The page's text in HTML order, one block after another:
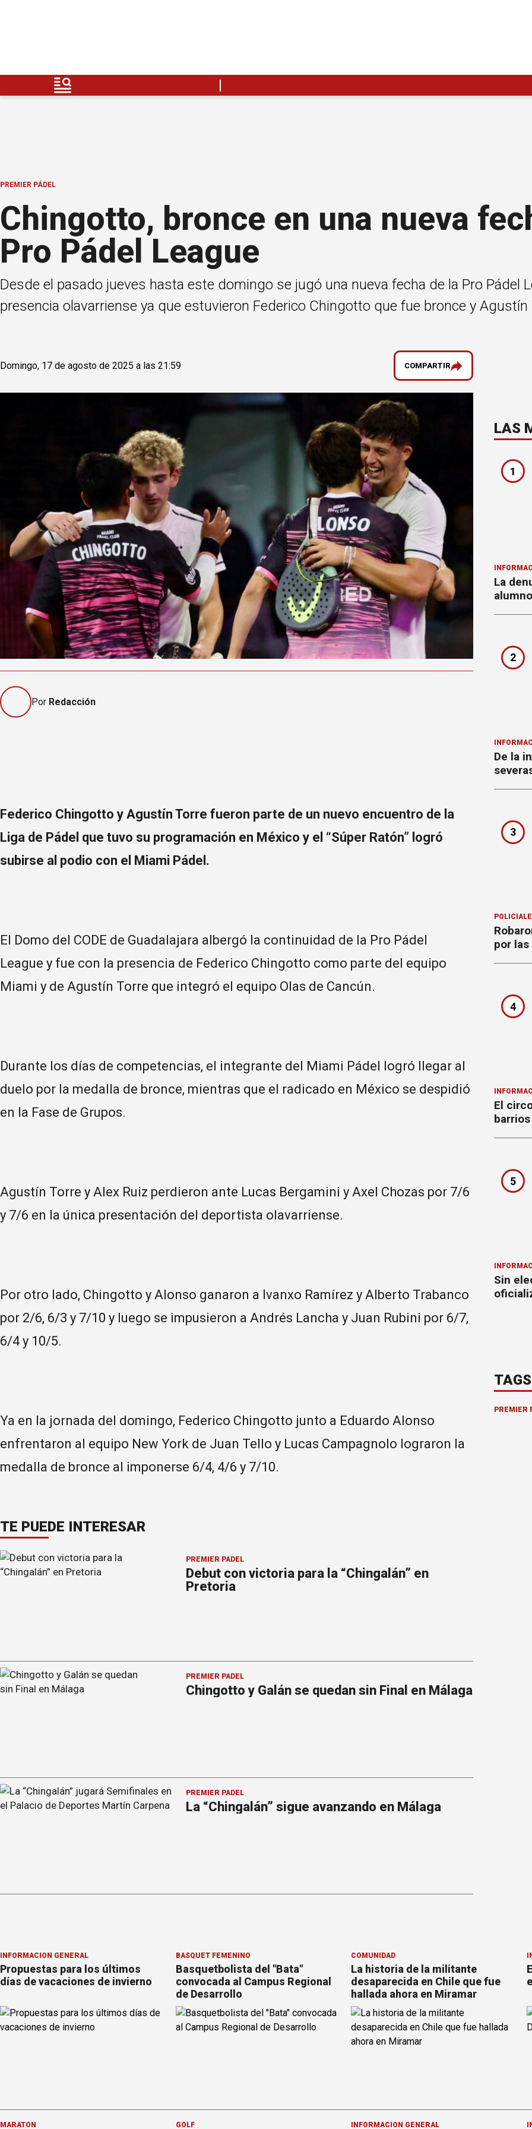
PREMIER PÁDEL
Chingotto, bronce en una nueva
Pro Pádel League
Desde el pasado jueves hasta este domingo se jugó una nueva fecha de la Pro Pádel
presencia olavarriense ya que estuvieron Federico Chingotto que fue bronce y Agustín
Domingo, 17 de agosto de 2025 a las 21:59 COMPARTIR
Por Redacción
Federico Chingotto y Agustín Torre fueron parte de un nuevo encuentro de la
Liga de Pádel que tuvo su programación en México y el “Súper Ratón” logró
subirse al podio con el Miami Pádel.
El Domo del CODE de Guadalajara albergó la continuidad de la Pro Pádel
League y fue con la presencia de Federico Chingotto como parte del equipo
Miami y de Agustín Torre que integró el equipo Olas de Cancún.
Durante los días de competencias, el integrante del Miami Pádel logró llegar al
duelo por la medalla de bronce, mientras que el radicado en México se despidió
en la Fase de Grupos.
Agustín Torre y Alex Ruiz perdieron ante Lucas Bergamini y Axel Chozas por 7/6
y 7/6 en la única presentación del deportista olavarriense.
Por otro lado, Chingotto y Alonso ganaron a Ivanxo Ramírez y Alberto Trabanco
por 2/6, 6/3 y 7/10 y luego se impusieron a Andrés Lancha y Juan Rubini por 6/7,
6/4 y 10/5.
Ya en la jornada del domingo, Federico Chingotto junto a Eduardo Alonso
enfrentaron al equipo New York de Juan Tello y Lucas Campagnolo lograron la
medalla de bronce al imponerse 6/4, 4/6 y 7/10.
TE PUEDE INTERESAR
PREMIER PÁDEL
Debut con victoria para la “Chingalán” en
Pretoria
PREMIER PÁDEL
Chingotto y Galán se quedan sin Final en Málaga
PREMIER PÁDEL
La “Chingalán” sigue avanzando en Málaga
LAS
1
La
2
De la
3
por
4
El
barrios
5
Sin
TAGS
PREMIER
INFORMACION GENERAL
Propuestas para los últimos
días de vacaciones de invierno
BÁSQUET FEMENINO
Basquetbolista del "Bata"
convocada al Campus Regional
de Desarrollo
COMUNIDAD
La historia de la militante
desaparecida en Chile que fue
hallada ahora en Miramar
MARATÓN GOLF INFORMACION GENERAL